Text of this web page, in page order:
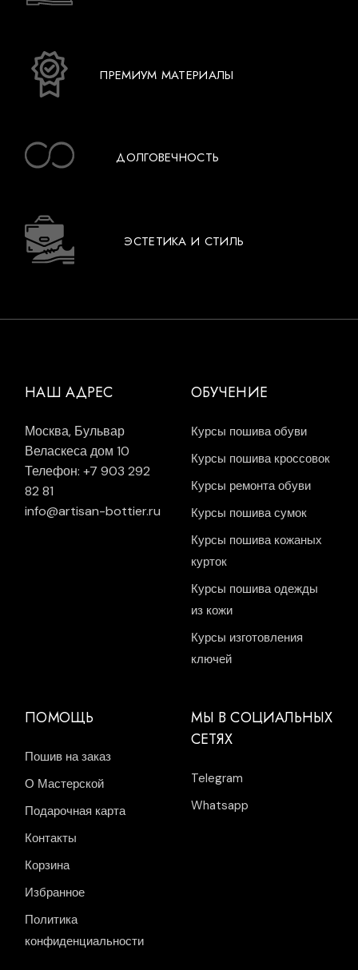
ПРЕМИУМ МАТЕРИАЛЫ
ДОЛГОВЕЧНОСТЬ
ЭСТЕТИКА И СТИЛЬ
НАШ АДРЕС
Москва, Бульвар
Веласкеса дом 10
Телефон: +7 903 292
82 81
info@artisan-bottier.ru
ОБУЧЕНИЕ
Курсы пошива обуви
Курсы пошива кроссовок
Курсы ремонта обуви
Курсы пошива сумок
Курсы пошива кожаных
курток
Курсы пошива одежды
из кожи
Курсы изготовления
ключей
ПОМОЩЬ
Пошив на заказ
О Мастерской
Подарочная карта
Контакты
Корзина
Избранное
Политика
конфиденциальности
МЫ В СОЦИАЛЬНЫХ
СЕТЯХ
Telegram
Whatsapp